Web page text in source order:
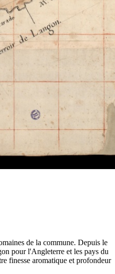
de la commune. Depuis le
pour l'Angleterre et les pays du
finesse aromatique et profondeur